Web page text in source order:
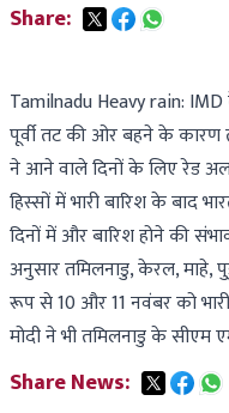
Share:
Tamilnadu Heavy rain:
पूर्वी तट की ओर बहने के कारण
ने आने वाले दिनों के लिए रेड
हिस्सों में भारी बारिश के बाद
दिनों में और बारिश होने की
अनुसार तमिलनाडु, केरल, माहे,
रूप से 10 और 11 नवंबर को भारी
मोदी ने भी तमिलनाडु के सीएम
Share News: